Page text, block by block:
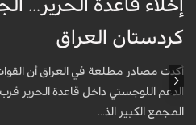
إخلاء قاعدة الحرير...
كردستان العراق
أكدت مصادر مطلعة في العراق أن القوات
الدعم اللوجستي داخل قاعدة الحرير
المجمع الكبير الذ...